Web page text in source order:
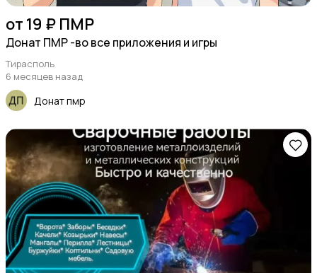
от 19 ₽ ПМР
Донат ПМР -во все приложения и игры
Тирасполь
6 месяцев назад
Донат пмр